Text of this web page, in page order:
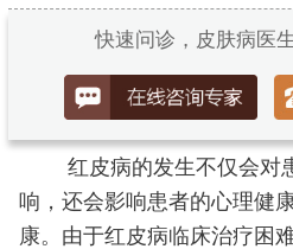
快速问诊，皮肤病医
红皮病的发生不仅会对
响，还会影响患者的心理健
康。由于红皮病临床治疗困